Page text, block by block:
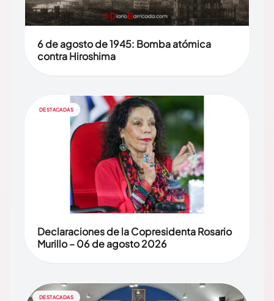
6 de agosto de 1945: Bomba atómica
contra Hiroshima
DESTACADAS
Declaraciones de la Copresidenta Rosario
Murillo – 06 de agosto 2026
DESTACADAS